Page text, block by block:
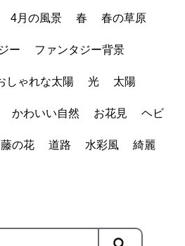
4月の風景 春 春の草原
ー ファンタジー背景
しゃれな太陽 光 太陽
かわいい自然 お花見 ヘビ
藤の花 道路 水彩風 綺麗